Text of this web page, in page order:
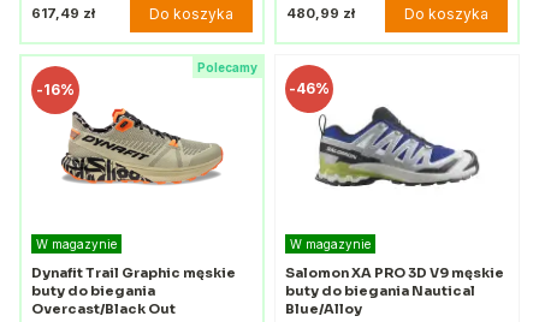
617,49 zł Do koszyka 480,99 zł Do koszyka
Polecamy
-16%
W magazynie
Dynafit Trail Graphic męskie
buty do biegania
Overcast/Black Out
-46%
W magazynie
Salomon XA PRO 3D V9 męskie
buty do biegania Nautical
Blue/Alloy